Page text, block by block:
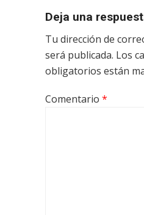
Deja una
Tu dirección de
será publicada. Los
obligatorios están
Comentario *